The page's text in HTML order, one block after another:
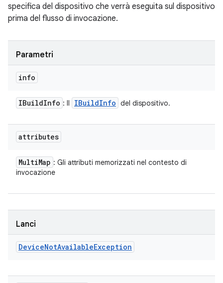
specifica del dispositivo che verrà eseguita sul dispositivo
prima del flusso di invocazione.
Parametri
info
IBuildInfo : Il IBuildInfo del dispositivo.
attributes
MultiMap : Gli attributi memorizzati nel contesto di
invocazione
Lanci
DeviceNotAvailableException